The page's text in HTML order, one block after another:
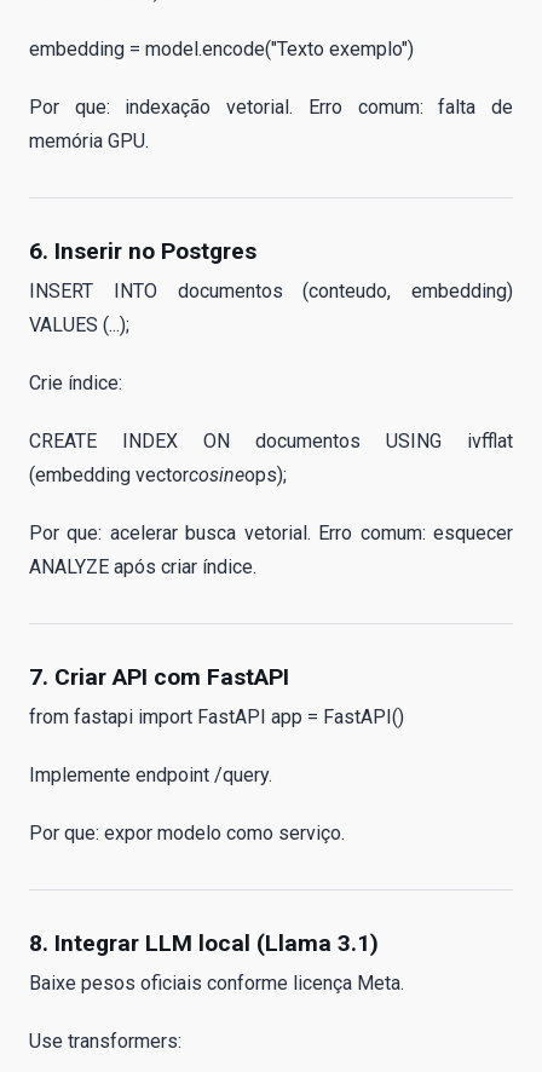
embedding = model.encode("Texto exemplo")
Por que: indexação vetorial. Erro comum: falta de
memória GPU.
6. Inserir no Postgres
INSERT INTO documentos (conteudo, embedding)
VALUES (...);
Crie índice:
CREATE INDEX ON documentos USING ivfflat
(embedding vectorcosineops);
Por que: acelerar busca vetorial. Erro comum: esquecer
ANALYZE após criar índice.
7. Criar API com FastAPI
from fastapi import FastAPI app = FastAPI()
Implemente endpoint /query.
Por que: expor modelo como serviço.
8. Integrar LLM local (Llama 3.1)
Baixe pesos oficiais conforme licença Meta.
Use transformers: